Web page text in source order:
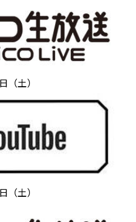
（土）
（土）